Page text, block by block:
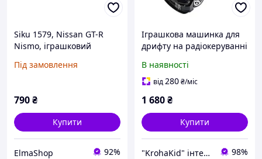
Siku 1579, Nissan GT-R
Nismo, іграшковий
пластик, чорний, білий, з
Під замовлення
790₴
Купити
ElmaShop 92%
Іграшкова машинка для
дрифту на радіокеруванні
Ніссан ГТР на
радіокеруванні дріфт
В наявності
від280₴/міс
1 680₴
Купити
"KrohaKid" інтернет-магазин дитячих товарів та іграшок 98%